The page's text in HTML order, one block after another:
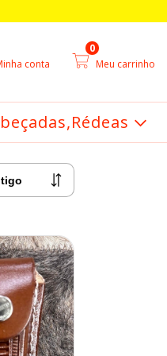
conta Meu carrinho
0